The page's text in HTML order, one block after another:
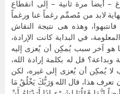
– أيضاً مرة ثانية – إلى انقطاع
لابد من مُصمِّم رغماً عنا ورغماً
وهذه هى نتيجة النقاش
في البداية كانت الإرادة،
هو آخر سبب يُمكِن أن يُعزى إليه
قل له بكلمة إرادة الله،
لا يُمكِن أن يُعزى إلى غيره، لكن
تعرف هذا، قال الله وَرَبُّكَ يَخْلُقُ مَا